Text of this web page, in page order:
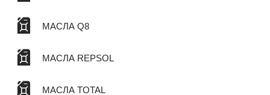
МАСЛА Q8
МАСЛА REPSOL
МАСЛА TOTAL